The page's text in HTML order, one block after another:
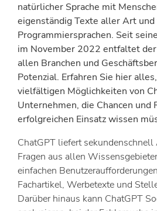
natürlicher Sprache mit
eigenständig Texte aller Art
Programmiersprachen. Seit
im November 2022 entfaltet
allen Branchen und
Potenzial. Erfahren Sie hier
vielfältigen Möglichkeiten von
Unternehmen, die Chancen und
erfolgreichen Einsatz wissen
ChatGPT liefert
Fragen aus allen
einfachen
Fachartikel, Werbetexte und
Darüber hinaus kann ChatGPT